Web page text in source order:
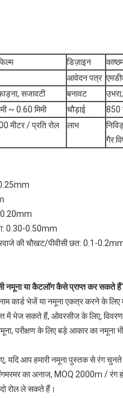
डिज़ाइन
आवेदन पत्र
सजावटी बनावट
~ 0.60 मिमी चौड़ाई
850
मीटर / प्रति रोल लाभ
गैर
0.20mm
0.30-0.50mm
की चौखट/पीवीसी छत: 0.1-
नमूना या कैटलॉग कैसे प्राप्त कर सकते
कार्ड भेजें या नमूना एकत्र करने के
में भेज सकते हैं, ओवरसीज के लिए, विवरण
परीक्षण के लिए बड़े आकार का नमूना भी
यदि आप हमारी नमूना पुस्तक से रंग
का अनाज, MOQ 2000m / रंग
रोल ले सकते हैं।